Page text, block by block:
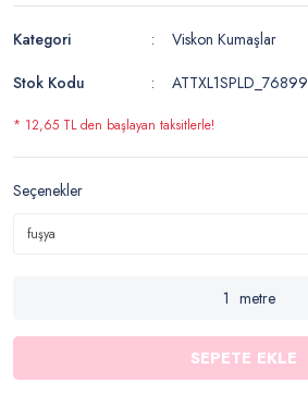
Kategori
Viskon Kumaşlar
Stok Kodu
ATTXL1SPLD_76899
* 12,65 TL den başlayan taksitlerle!
Seçenekler
metre
SEPETE EKLE